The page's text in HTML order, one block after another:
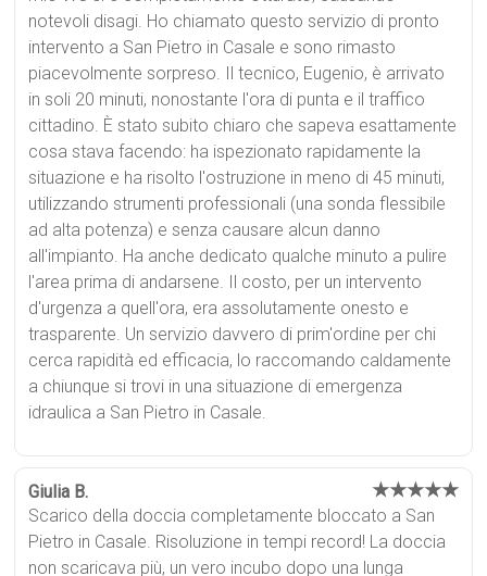
notevoli disagi. Ho chiamato questo servizio di pronto
intervento a San Pietro in Casale e sono rimasto
piacevolmente sorpreso. Il tecnico, Eugenio, è arrivato
in soli 20 minuti, nonostante l'ora di punta e il traffico
cittadino. È stato subito chiaro che sapeva esattamente
cosa stava facendo: ha ispezionato rapidamente la
situazione e ha risolto l'ostruzione in meno di 45 minuti,
utilizzando strumenti professionali (una sonda flessibile
ad alta potenza) e senza causare alcun danno
all'impianto. Ha anche dedicato qualche minuto a pulire
l'area prima di andarsene. Il costo, per un intervento
d'urgenza a quell'ora, era assolutamente onesto e
trasparente. Un servizio davvero di prim'ordine per chi
cerca rapidità ed efficacia, lo raccomando caldamente
a chiunque si trovi in una situazione di emergenza
idraulica a San Pietro in Casale.
Giulia B. ★★★★★
Scarico della doccia completamente bloccato a San
Pietro in Casale. Risoluzione in tempi record! La doccia
non scaricava più, un vero incubo dopo una lunga